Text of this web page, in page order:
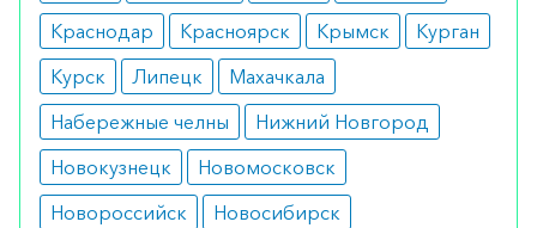
Краснодар
Красноярск Крымск
Курган
Курск
Липецк
Махачкала
Набережные челны
Нижний Новгород
Новокузнецк
Новомосковск
Новороссийск
Новосибирск